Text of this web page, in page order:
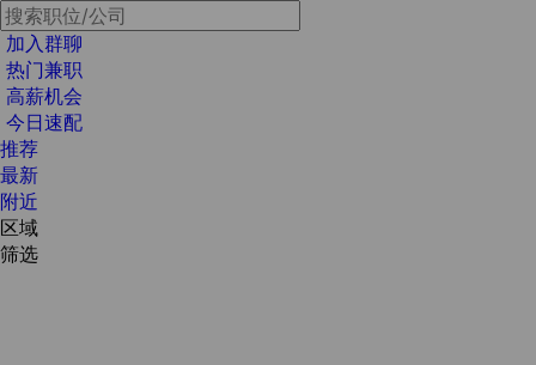
加入群聊
热门兼职
高薪机会
今日速配
推荐
最新
附近
区域
筛选